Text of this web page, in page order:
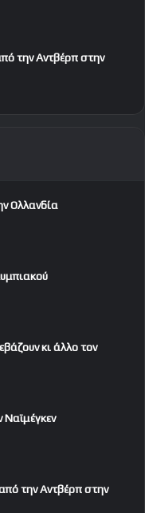
την Αντβέρπ στην
Ολλανδία
κι άλλο τον
Ναϊμέγκεν
την Αντβέρπ στην